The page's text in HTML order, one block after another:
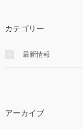
カテゴリー
最新情報
アーカイブ